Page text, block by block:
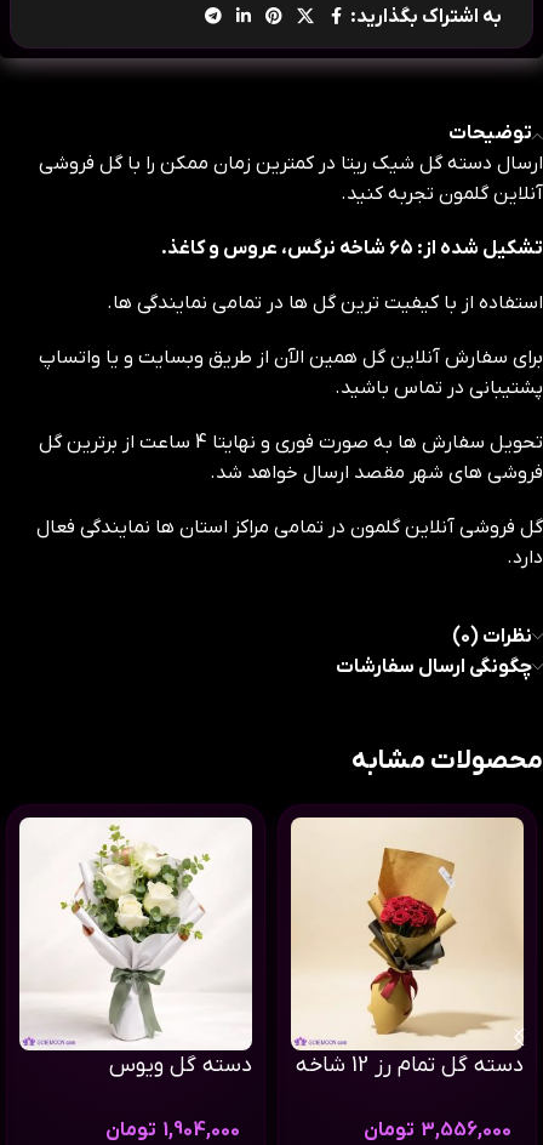
به اشتراک بگذارید:
توضیحات
ارسال دسته گل شیک ریتا در کمترین زمان ممکن را با گل فروشی
آنلاین گلمون تجربه کنید.
تشکیل شده از: ۶۵ شاخه نرگس، عروس و کاغذ.
استفاده از با کیفیت ترین گل ها در تمامی نمایندگی ها.
برای سفارش آنلاین گل همین الآن از طریق وبسایت و یا واتساپ
پشتیبانی در تماس باشید.
تحویل سفارش ها به صورت فوری و نهایتا 4 ساعت از برترین گل
فروشی های شهر مقصد ارسال خواهد شد.
گل فروشی آنلاین گلمون در تمامی مراکز استان ها نمایندگی فعال
دارد.
نظرات (0)
چگونگی ارسال سفارشات
محصولات مشابه
دسته گل تمام رز 12 شاخه
3,556,000 تومان
دسته گل ویوس
1,904,000 تومان